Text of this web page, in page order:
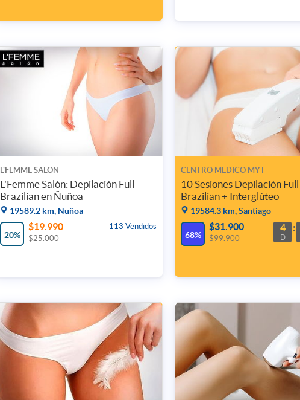
L'FEMME SALON
L'Femme Salón: Depilación Full
Brazilian en Ñuñoa
19589.2 km, Ñuñoa
20%
113 Vendidos
$19.990
$25.000
CENTRO MEDICO MYT
10 Sesiones Depilación Full
Brazilian + Interglúteo
19584.3 km, Santiago
68%
4
D
$31.900
$99.900